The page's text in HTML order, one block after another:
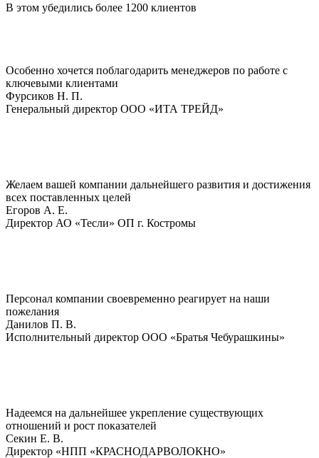
В этом убедились более 1200 клиентов
Особенно хочется поблагодарить менеджеров по работе с
ключевыми клиентами
Фурсиков Н. П.
Генеральный директор ООО «ИТА ТРЕЙД»
Желаем вашей компании дальнейшего развития и достижения
всех поставленных целей
Егоров A. E.
Директор АО «Тесли» ОП г. Костромы
Персонал компании своевременно реагирует на наши
пожелания
Данилов П. В.
Исполнительный директор ООО «Братья Чебурашкины»
Надеемся на дальнейшее укрепление существующих
отношений и рост показателей
Секин Е. В.
Директор «НПП «КРАСНОДАРВОЛОКНО»